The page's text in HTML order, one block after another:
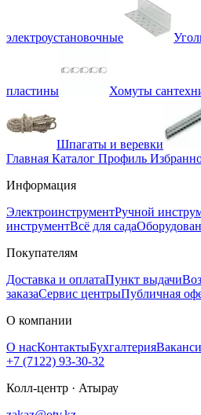
электроустановочные
пластины Хомуты
Шпагаты и веревки
Главная Каталог Профиль
Информация
ЭлектроинструментРучной
инструментВсё для сада
Покупателям
Доставка и оплатаПункт выдачи
заказаСервис центрыПубличная
О компании
О насКонтактыБухгалтерия
+7 (7122) 93-30-32
Колл-центр · Атырау